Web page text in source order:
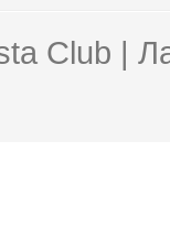
Club |